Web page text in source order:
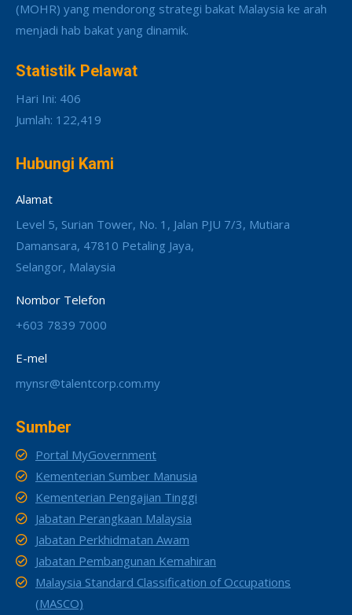
(MOHR) yang mendorong strategi bakat Malaysia ke arah
menjadi hab bakat yang dinamik.
Statistik Pelawat
Hari Ini: 406
Jumlah: 122,419
Hubungi Kami
Alamat
Level 5, Surian Tower, No. 1, Jalan PJU 7/3, Mutiara
Damansara, 47810 Petaling Jaya,
Selangor, Malaysia
Nombor Telefon
+603 7839 7000
E-mel
mynsr@talentcorp.com.my
Sumber
Portal MyGovernment
Kementerian Sumber Manusia
Kementerian Pengajian Tinggi
Jabatan Perangkaan Malaysia
Jabatan Perkhidmatan Awam
Jabatan Pembangunan Kemahiran
Malaysia Standard Classification of Occupations
(MASCO)